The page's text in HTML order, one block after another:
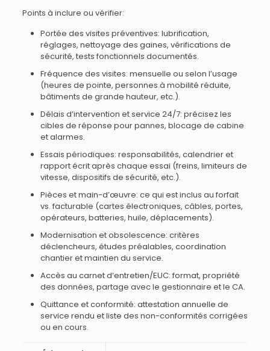
Points à inclure ou vérifier:
Portée des visites préventives: lubrification,
réglages, nettoyage des gaines, vérifications de
sécurité, tests fonctionnels documentés.
Fréquence des visites: mensuelle ou selon l’usage
(heures de pointe, personnes à mobilité réduite,
bâtiments de grande hauteur, etc.).
Délais d’intervention et service 24/7: précisez les
cibles de réponse pour pannes, blocage de cabine
et alarmes.
Essais périodiques: responsabilités, calendrier et
rapport écrit après chaque essai (freins, limiteurs de
vitesse, dispositifs de sécurité, etc.).
Pièces et main-d’œuvre: ce qui est inclus au forfait
vs. facturable (cartes électroniques, câbles, portes,
opérateurs, batteries, huile, déplacements).
Modernisation et obsolescence: critères
déclencheurs, études préalables, coordination
chantier et maintien du service.
Accès au carnet d’entretien/EUC: format, propriété
des données, partage avec le gestionnaire et le CA.
Quittance et conformité: attestation annuelle de
service rendu et liste des non-conformités corrigées
ou en cours.